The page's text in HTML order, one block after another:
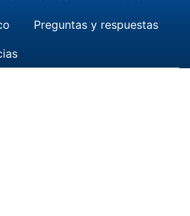
Preguntas y respuestas